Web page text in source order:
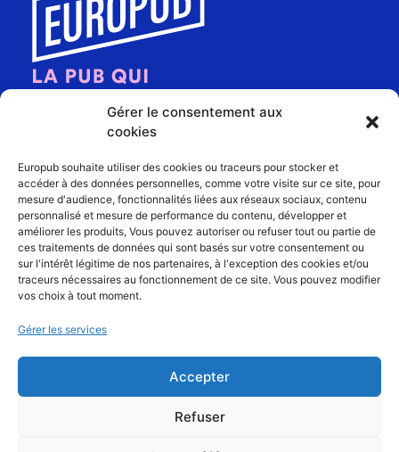
Gérer le consentement aux
cookies
Europub souhaite utiliser des cookies ou traceurs pour stocker et
accéder à des données personnelles, comme votre visite sur ce site, pour
mesure d'audience, fonctionnalités liées aux réseaux sociaux, contenu
personnalisé et mesure de performance du contenu, développer et
améliorer les produits, Vous pouvez autoriser ou refuser tout ou partie de
ces traitements de données qui sont basés sur votre consentement ou
sur l'intérêt légitime de nos partenaires, à l'exception des cookies et/ou
traceurs nécessaires au fonctionnement de ce site. Vous pouvez modifier
vos choix à tout moment.
Gérer les services
Accepter
Refuser
EUROPUB
LE SPÉCIALISTE EN COMMUNICATION VISUELLE,
PUBLICITÉ ET SIGNALÉTIQUE DANS LES VOSGES
Zone de Choisy,
Fax. 03 29 22 11 12